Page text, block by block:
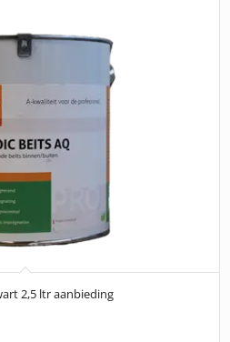
2,5 ltr aanbieding